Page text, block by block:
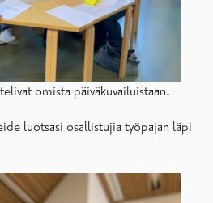
omista päiväkuvailuistaan.
luotsasi osallistujia työpajan läpi